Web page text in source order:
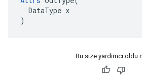
  DataType x
)
Bu size yardımcı oldu